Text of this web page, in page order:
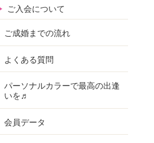
ご入会について
ご成婚までの流れ
よくある質問
パーソナルカラーで最高の出逢
いを♬
会員データ